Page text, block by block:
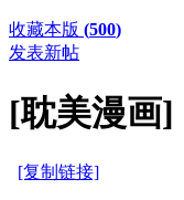
收藏本版 (500)
发表新帖
[耽美漫画]
[复制链接]